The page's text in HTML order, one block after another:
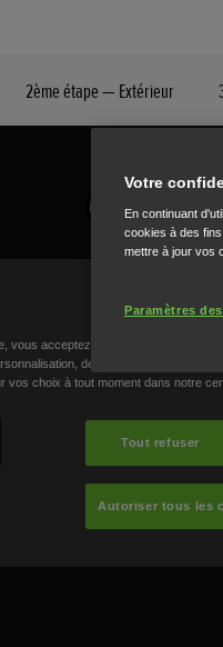
2ème étape — Extérieur
Votre
En continuant
cookies à des
mettre à jour vos
Paramètres